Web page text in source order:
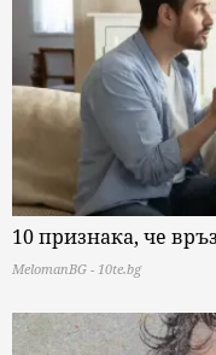
10 признака, че
MelomanBG - 10te.bg